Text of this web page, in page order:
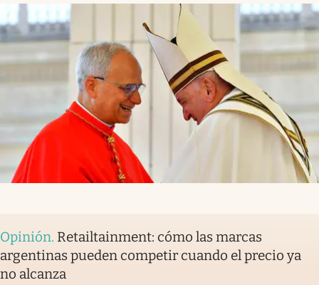
Opinión. Retailtainment: cómo las marcas
argentinas pueden competir cuando el precio ya
no alcanza